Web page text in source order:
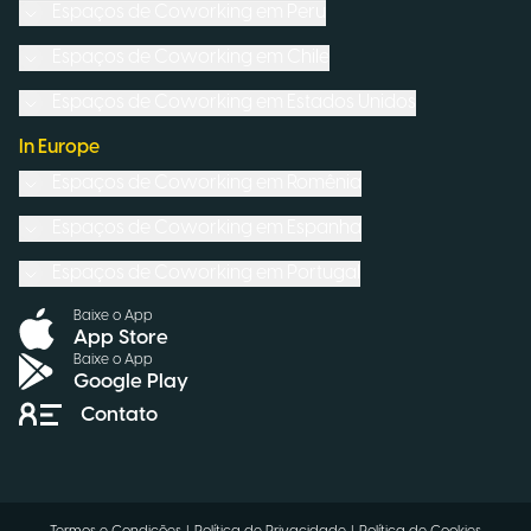
In Europe
Baixe o App
App Store
Baixe o App
Google Play
Contato